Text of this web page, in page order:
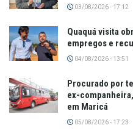
03/08/2026 - 17:12
Quaquá visita
empregos e
04/08/2026 - 13:51
Procurado por
ex-
em Maricá
05/08/2026 - 17:23